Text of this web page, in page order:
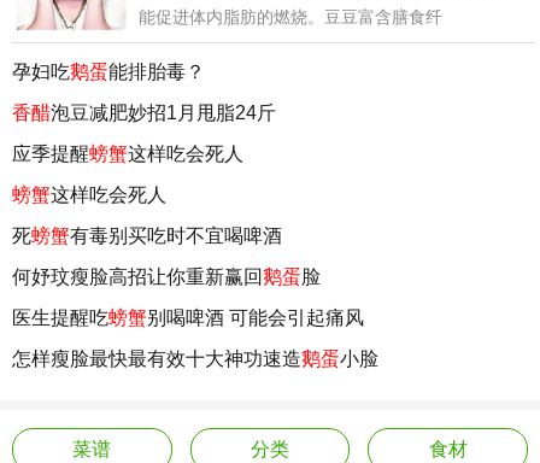
能促进体内脂肪的燃烧。豆豆富含膳食纤
孕妇吃鹅蛋能排胎毒？
香醋泡豆减肥妙招1月甩脂24斤
应季提醒螃蟹这样吃会死人
螃蟹这样吃会死人
死螃蟹有毒别买吃时不宜喝啤酒
何妤玟瘦脸高招让你重新赢回鹅蛋脸
医生提醒吃螃蟹别喝啤酒 可能会引起痛风
怎样瘦脸最快最有效十大神功速造鹅蛋小脸
菜谱 分类 食材